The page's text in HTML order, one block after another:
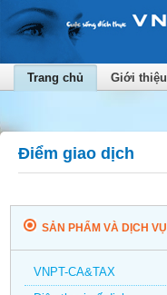
Trang chủ Giới thiệu
Điểm giao dịch
SẢN PHẨM VÀ DỊCH VỤ
VNPT-CA&TAX